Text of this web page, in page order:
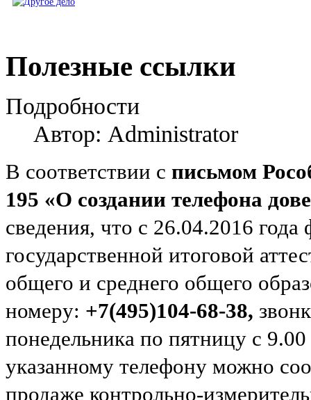
Полезные ссылки
Подробности
Автор: Administrator
В соответствии с письмом
195 «О создании телефона
сведения, что с 26.04.2016
государственной итоговой
общего и среднего общего
номеру: +7(495)104-68-38,
понедельника по пятницу с
указанному телефону можно
продаже контрольно-